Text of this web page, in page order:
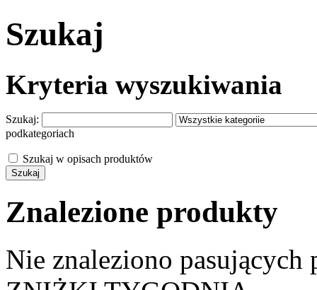
Szukaj
Kryteria wyszukiwania
Szukaj:
podkategoriach
Szukaj w opisach produktów
Znalezione produkty
Nie znaleziono pasujących